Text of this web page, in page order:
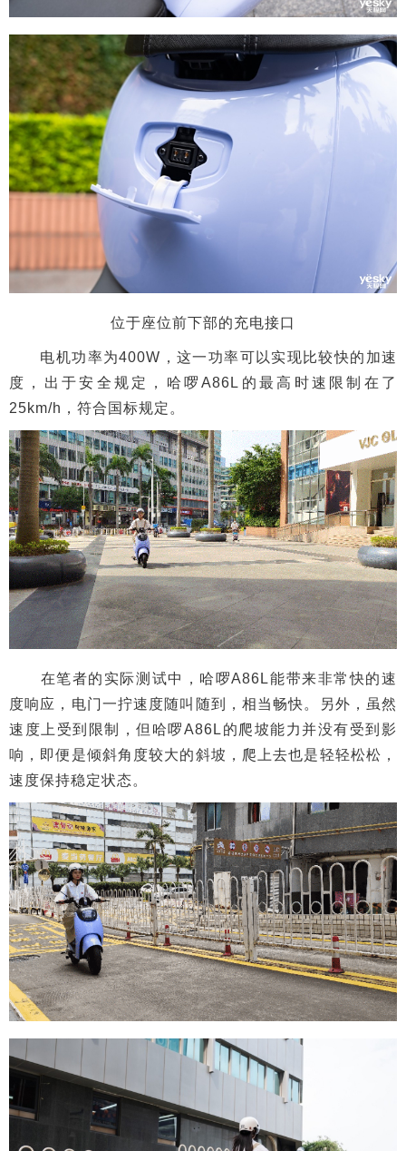
位于座位前下部的充电接口
电机功率为400W，这一功率可以实现比较快的加速
度，出于安全规定，哈啰A86L的最高时速限制在了
25km/h，符合国标规定。
在笔者的实际测试中，哈啰A86L能带来非常快的速
度响应，电门一拧速度随叫随到，相当畅快。另外，虽然
速度上受到限制，但哈啰A86L的爬坡能力并没有受到影
响，即便是倾斜角度较大的斜坡，爬上去也是轻轻松松，
速度保持稳定状态。